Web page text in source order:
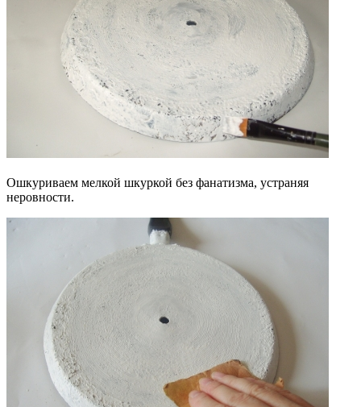
Ошкуриваем мелкой шкуркой без фанатизма, устраняя
неровности.